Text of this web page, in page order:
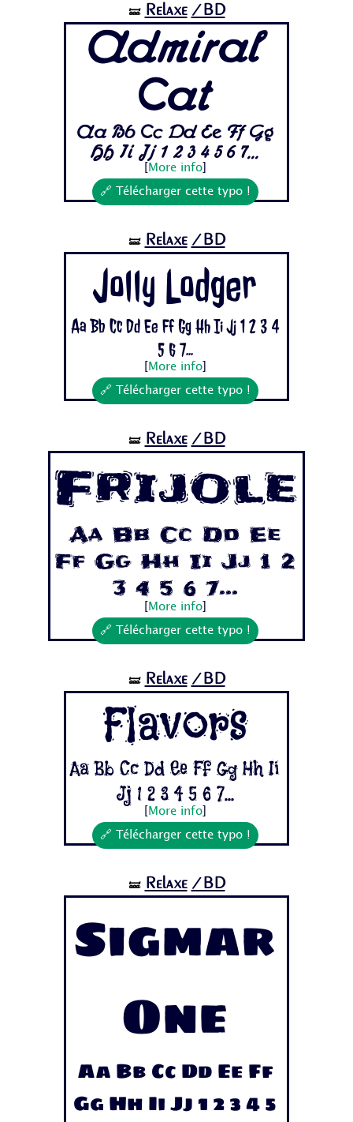
🝛 Relaxe /BD
Admiral
Cat
Aa Bb Cc Dd Ee Ff Gg
Hh Ii Jj 1 2 3 4 5 6 7...
More info]
🔗 Télécharger cette typo !
🝛 Relaxe /BD
Jolly Lodger
Aa Bb Cc Dd Ee Ff Gg Hh Ii Jj 1 2 3 4
5 6 7...
More info]
🔗 Télécharger cette typo !
🝛 Relaxe /BD
Frijole
Aa Bb Cc Dd Ee
Ff Gg Hh Ii Jj 1 2
3 4 5 6 7...
More info]
🔗 Télécharger cette typo !
🝛 Relaxe /BD
Flavors
Aa Bb Cc Dd Ee Ff Gg Hh Ii
Jj 1 2 3 4 5 6 7...
More info]
🔗 Télécharger cette typo !
🝛 Relaxe /BD
Sigmar
One
Aa Bb Cc Dd Ee Ff
Gg Hh Ii Jj 1 2 3 4 5